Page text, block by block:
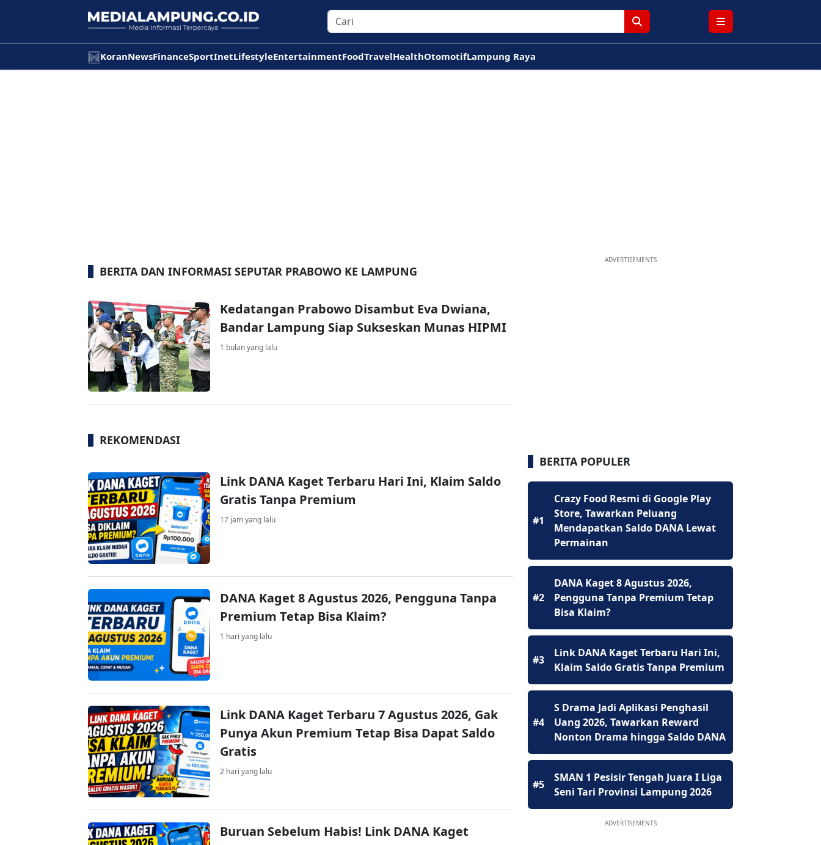
KoranNewsFinanceSportInetLifestyleEntertainmentFoodTravelHealthOtomotifLampung Raya
BERITA DAN INFORMASI SEPUTAR PRABOWO KE LAMPUNG
Kedatangan Prabowo Disambut Eva Dwiana,
Bandar Lampung Siap Sukseskan Munas HIPMI
1 bulan yang lalu
REKOMENDASI
Link DANA Kaget Terbaru Hari Ini, Klaim Saldo
Gratis Tanpa Premium
17 jam yang lalu
DANA Kaget 8 Agustus 2026, Pengguna Tanpa
Premium Tetap Bisa Klaim?
1 hari yang lalu
Link DANA Kaget Terbaru 7 Agustus 2026, Gak
Punya Akun Premium Tetap Bisa Dapat Saldo
Gratis
2 hari yang lalu
Buruan Sebelum Habis! Link DANA Kaget
ADVERTISEMENTS
BERITA POPULER
#1
Crazy Food Resmi di Google Play
Store, Tawarkan Peluang
Mendapatkan Saldo DANA Lewat
Permainan
#2
DANA Kaget 8 Agustus 2026,
Pengguna Tanpa Premium Tetap
Bisa Klaim?
#3
Link DANA Kaget Terbaru Hari Ini,
Klaim Saldo Gratis Tanpa Premium
#4
S Drama Jadi Aplikasi Penghasil
Uang 2026, Tawarkan Reward
Nonton Drama hingga Saldo DANA
#5
SMAN 1 Pesisir Tengah Juara I Liga
Seni Tari Provinsi Lampung 2026
ADVERTISEMENTS